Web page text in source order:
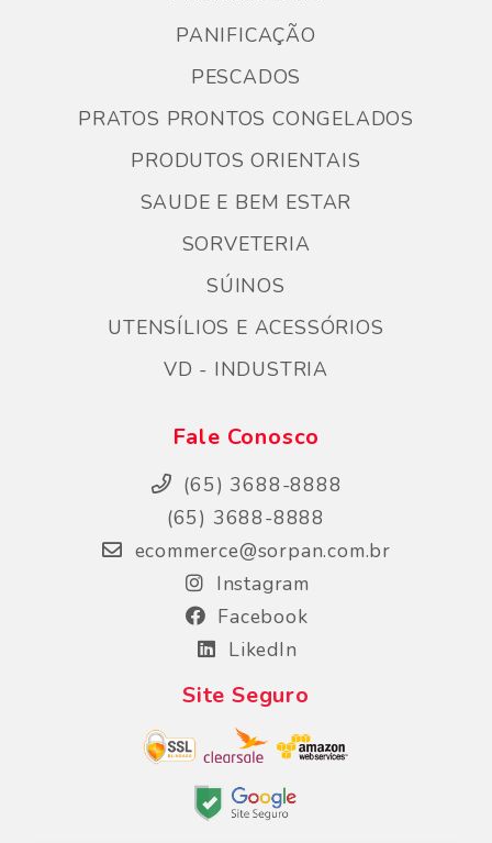
PANIFICAÇÃO
PESCADOS
PRATOS PRONTOS CONGELADOS
PRODUTOS ORIENTAIS
SAUDE E BEM ESTAR
SORVETERIA
SÚINOS
UTENSÍLIOS E ACESSÓRIOS
VD - INDUSTRIA
Fale Conosco
(65) 3688-8888
(65) 3688-8888
ecommerce@sorpan.com.br
Instagram
Facebook
LikedIn
Site Seguro